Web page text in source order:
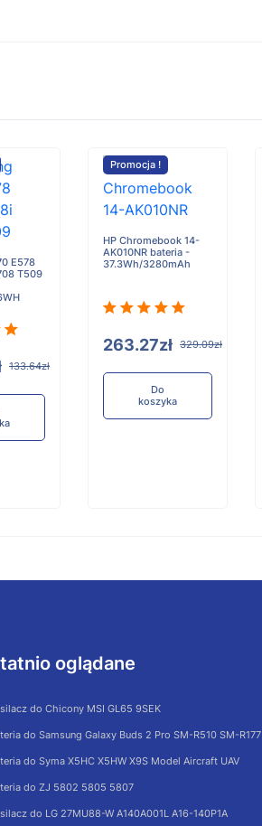
E578
T509
133.64zł
Promocja !
HP Chromebook 14-
AK010NR bateria -
37.3Wh/3280mAh
263.27zł 329.09zł
Do
koszyka
oglądane
do Chicony MSI GL65 9SEK
do Samsung Galaxy Buds 2 Pro SM-R510 SM-R177
do Syma X5HC X5HW X9S Model Aircraft UAV
do ZJ 5802 5805 5807
do LG 27MU88-W A140A001L A16-140P1A